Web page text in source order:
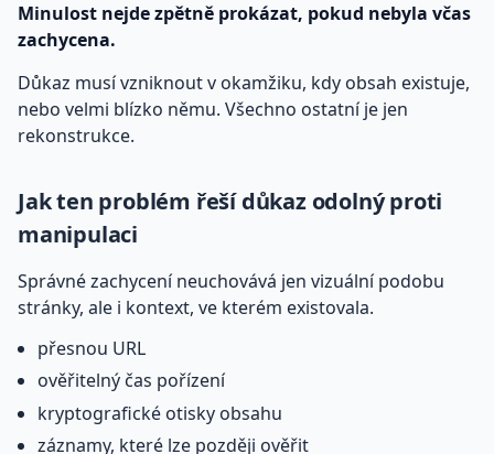
Minulost nejde zpětně prokázat, pokud nebyla včas
zachycena.
Důkaz musí vzniknout v okamžiku, kdy obsah existuje,
nebo velmi blízko němu. Všechno ostatní je jen
rekonstrukce.
Jak ten problém řeší důkaz odolný proti
manipulaci
Správné zachycení neuchovává jen vizuální podobu
stránky, ale i kontext, ve kterém existovala.
přesnou URL
ověřitelný čas pořízení
kryptografické otisky obsahu
záznamy, které lze později ověřit